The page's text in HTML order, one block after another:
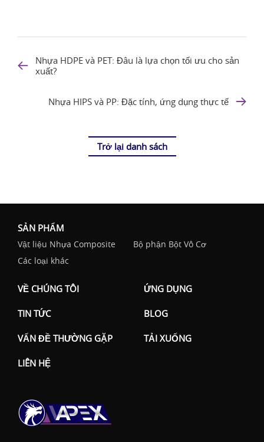
Nhựa HDPE và PET: Đâu là lựa chọn tối ưu cho sản
xuất?
Nhựa HIPS và PP: Đặc tính, ứng dụng thực tế
Trở lại danh sách
SẢN PHẨM
Vật liệu Nhựa Composite
Bộ phận Bột Vô Cơ
Các loại khác
VỀ CHÚNG TÔI ỨNG DỤNG
TIN TỨC BLOG
VẤN ĐỀ THƯỜNG GẶP TẢI XUỐNG
LIÊN HỆ